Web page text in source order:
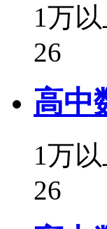
1万以
26
高中
1万以
26